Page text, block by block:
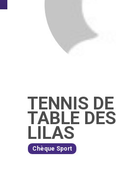
TENNIS DE
TABLE DES
LILAS
Chèque Sport